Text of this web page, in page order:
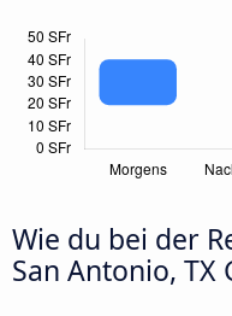
Wie du bei der
San Antonio, TX